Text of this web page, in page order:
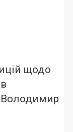
щодо
Володимир